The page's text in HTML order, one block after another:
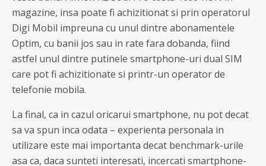
magazine, insa poate fi achizitionat si prin operatorul
Digi Mobil impreuna cu unul dintre abonamentele
Optim, cu banii jos sau in rate fara dobanda, fiind
astfel unul dintre putinele smartphone-uri dual SIM
care pot fi achizitionate si printr-un operator de
telefonie mobila.
La final, ca in cazul oricarui smartphone, nu pot decat
sa va spun inca odata – experienta personala in
utilizare este mai importanta decat benchmark-urile
asa ca, daca sunteti interesati, incercati smartphone-